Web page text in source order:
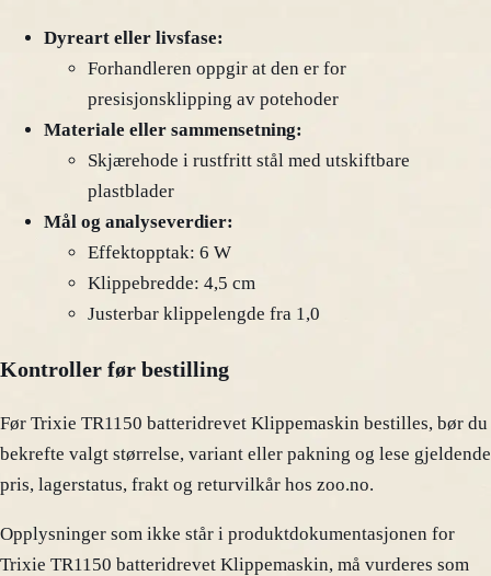
Dyreart eller livsfase:
Forhandleren oppgir at den er for
presisjonsklipping av potehoder
Materiale eller sammensetning:
Skjærehode i rustfritt stål med utskiftbare
plastblader
Mål og analyseverdier:
Effektopptak: 6 W
Klippebredde: 4,5 cm
Justerbar klippelengde fra 1,0
Kontroller før bestilling
Før Trixie TR1150 batteridrevet Klippemaskin bestilles, bør du
bekrefte valgt størrelse, variant eller pakning og lese gjeldende
pris, lagerstatus, frakt og returvilkår hos zoo.no.
Opplysninger som ikke står i produktdokumentasjonen for
Trixie TR1150 batteridrevet Klippemaskin, må vurderes som